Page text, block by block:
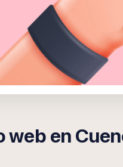
web en